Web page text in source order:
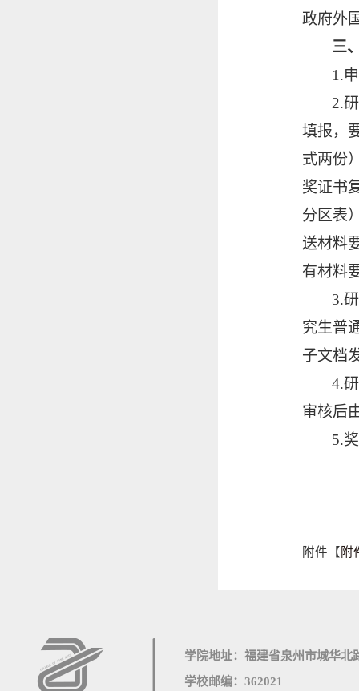
政府外
三
1.
2.
填报，
式两份
奖证书
分区表
送材料
有材料
3.
究生普
子文档
4.
审核后
5.
附件【 附
学院地址：福建省泉州市城华北
学校邮编：362021